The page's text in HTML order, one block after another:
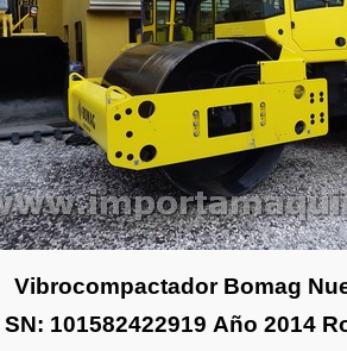
Vibrocompactador Bomag
SN: 101582422919 Año 2014